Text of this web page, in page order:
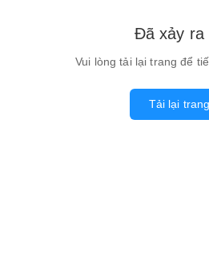
Đã xảy ra
Vui lòng tải lại trang để
Tải lại trang